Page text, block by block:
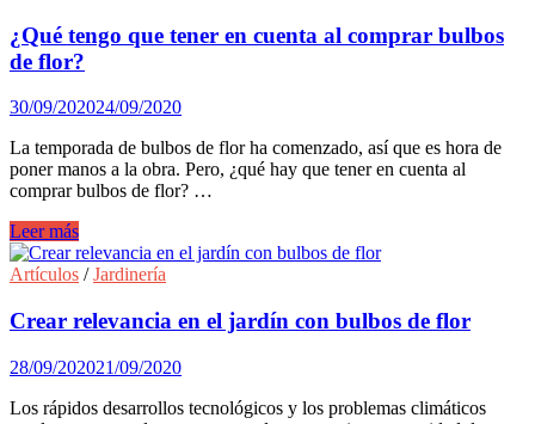
Tulipan
¿Qué tengo que tener en cuenta al comprar bulbos
de flor?
30/09/202024/09/2020
La temporada de bulbos de flor ha comenzado, así que es hora de
poner manos a la obra. Pero, ¿qué hay que tener en cuenta al
comprar bulbos de flor? …
¿Qué
tengo
que
en
cuenta
al
comprar
bulbos
Leer más
Artículos /Jardinería
Crear relevancia en el jardín con bulbos de flor
28/09/202021/09/2020
Los rápidos desarrollos tecnológicos y los problemas climáticos